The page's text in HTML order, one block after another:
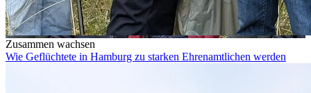
Zusammen wachsen
Wie Geflüchtete in Hamburg zu starken Ehrenamtlichen werden